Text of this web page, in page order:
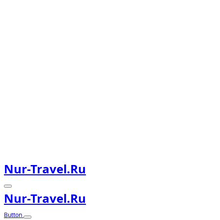
Nur-Travel.ru
Nur-Travel.ru
Button